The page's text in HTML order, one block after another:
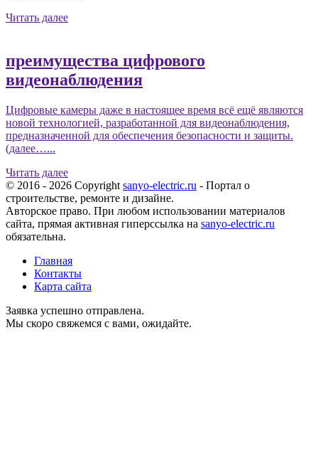
Читать далее
преимущества цифрового
видеонаблюдения
Цифровые камеры даже в настоящее время всё ещё являются
новой технологией, разработанной для видеонаблюдения,
предназначенной для обеспечения безопасности и защиты.
(далее…...
Читать далее
© 2016 - 2026 Copyright sanyo-electric.ru - Портал о
строительстве, ремонте и дизайне.
Авторское право. При любом использовании материалов
сайта, прямая активная гиперссылка на sanyo-electric.ru
обязательна.
Главная
Контакты
Карта сайта
Заявка успешно отправлена.
Мы скоро свяжемся с вами, ожидайте.